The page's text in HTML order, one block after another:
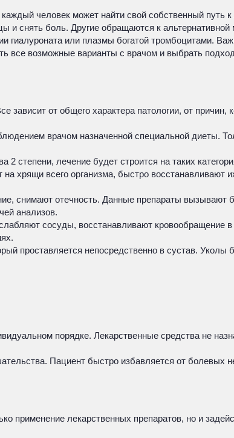
человек может найти свой собственный
снять боль. Другие обращаются к
гиалуроната или плазмы богатой тромбоцитами.
все возможные варианты с врачом и выбрать
от общего характера патологии, от причин,
врачом назначенной специальной диеты.
2 степени, лечение будет строится на таких
хрящи всего организма, быстро восстанавливают
отечность. Данные препараты вызывают
анализов.
сосуды, восстанавливают кровообращение в
проставляется непосредственно в сустав.
порядке. Лекарственные средства не
Пациент быстро избавляется от
применение лекарственных препаратов, но и